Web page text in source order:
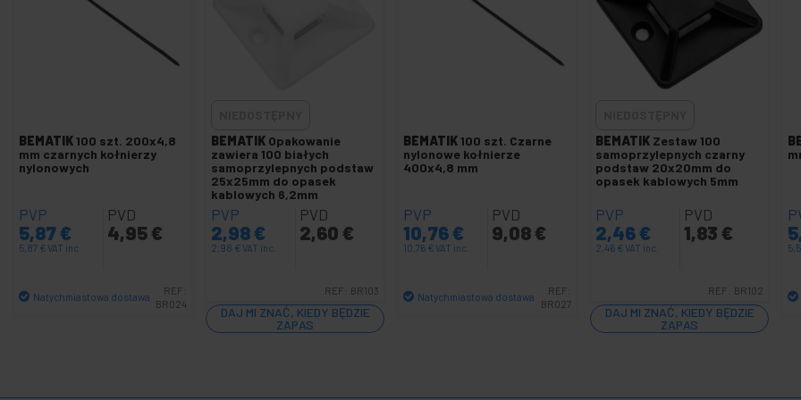
Organizatory kabli
Kołnierz taśmy samoprzylepnej
Obejmuje krawędzie
Marker kablowy
+
Organizator kabli z klipsem
+
Kabel nylonowy przechodzi
Przelotki podłogowe
Listwy zasilające i podstawy wtyczek
BEMATIK100 szt. 200x4,8
mm czarnych kołnierzy
nylonowych
PVP
5,87€
5,87 €VAT inc.
PVD
4,95 €
Natychmiastowa dostawa
REF:
BR024
BEMATIK Opakowanie
zawiera 100 białych
samoprzylepnych podstaw
25x25mm do opasek
kablowych 6,2mm
PVP
2,98€
2,98 €VAT inc.
PVD
2,60 €
REF: BR103
DAJ MI ZNAĆ, KIEDY BĘDZIE
ZAPAS
BEMATIK100 szt. Czarne
nylonowe kołnierze
400x4,8 mm
PVP
10,76€
10,76 €VAT inc.
PVD
9,08 €
Natychmiastowa dostawa
REF:
BR027
BEMATIK Zestaw 100
samoprzylepnych czarny
podstaw 20x20mm do
opasek kablowych 5mm
PVP
2,46€
2,46 €VAT inc.
PVD
1,83 €
REF: BR102
DAJ MI ZNAĆ, KIEDY BĘDZIE
ZAPAS
5,51